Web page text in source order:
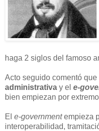
haga 2 siglos del famoso
Acto seguido comentó que
administrativa y el e-
bien empiezan por
El e-governmentempieza
interoperabilidad,